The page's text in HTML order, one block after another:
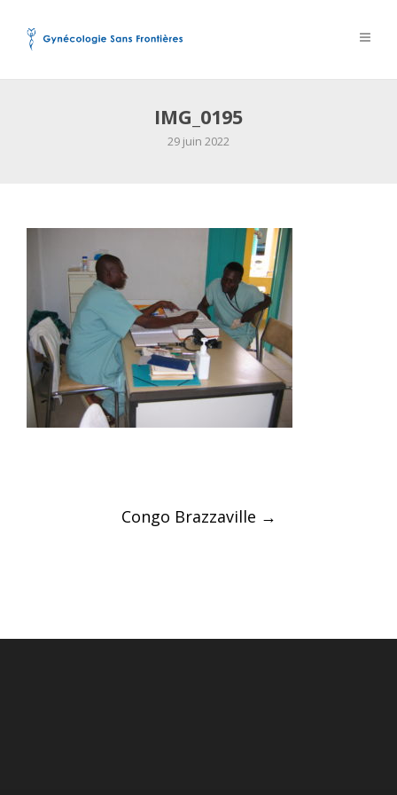
IMG_0195
29 juin 2022
navigation
Congo Brazzaville →